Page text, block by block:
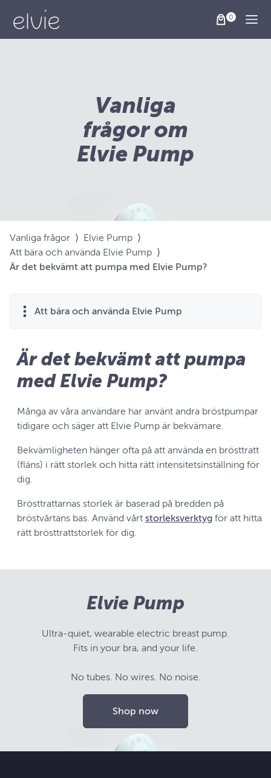
Vanliga
frågor om
Elvie Pump
Vanliga frågor ⟩ Elvie Pump ⟩
Att bära och använda Elvie Pump ⟩
Är det bekvämt att pumpa med Elvie Pump?
Att bära och använda Elvie Pump
Är det bekvämt att pumpa
med Elvie Pump?
Många av våra användare har använt andra bröstpumpar
tidigare och säger att Elvie Pump är bekvämare.
Bekvämligheten hänger ofta på att använda en brösttratt
(fläns) i rätt storlek och hitta rätt intensitetsinställning för
dig.
Brösttrattarnas storlek är baserad på bredden på
bröstvårtans bas. Använd vårt storleksverktyg för att hitta
rätt brösttrattstorlek för dig.
Elvie Pump
Ultra-quiet, wearable electric breast pump.
Fits in your bra, and your life.
No tubes. No wires. No noise.
Shop now